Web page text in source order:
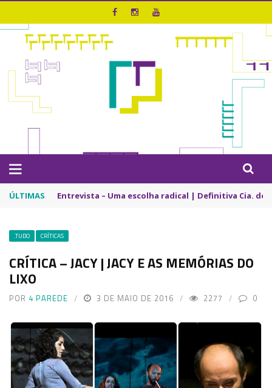
ÚLTIMAS Entrevista – Bando de Palhaços | Riso que Desarma
.TUDO CRÍTICAS
CRÍTICA – JACY | JACY E AS MEMÓRIAS DO
LIXO
POR 4 PAREDE 3 DE MAIO DE 2016 2277 0